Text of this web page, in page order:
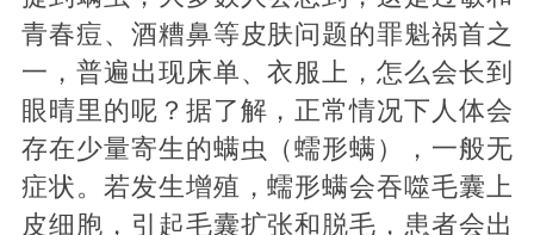
青春痘、酒糟鼻等皮肤问题的罪魁祸首之
一，普遍出现床单、衣服上，怎么会长到
眼晴里的呢？据了解，正常情况下人体会
存在少量寄生的螨虫（蠕形螨），一般无
症状。若发生增殖，蠕形螨会吞噬毛囊上
皮细胞，引起毛囊扩张和脱毛，患者会出